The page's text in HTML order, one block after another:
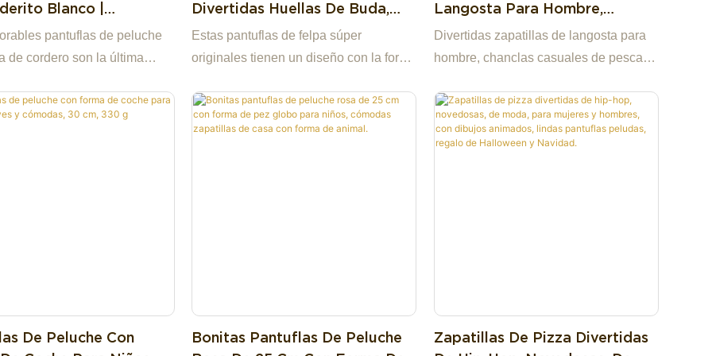
Blanco |
Cálidas Con Forma
Para Interiores
pantuflas de peluche
de cordero son la última
para mujeres, niñas
Confeccionadas con
el apartamento y para
Divertidas Huellas De Buda,
Pantuflas Originales Con
Forma De Pie Grande.
Estas pantuflas de felpa súper
originales tienen un diseño con la forma
divertidos bordados de caracteres
chinos que dicen "Pies de Buda". Su
Langosta Para Hombre,
Chanclas Casuales De Pesca
Con Animales Para Mujer,
Unisex
Divertidas zapatillas de langosta para
hombre, chanclas casuales de pesca
playa de verano unisex
De Peluche Con
Bonitas Pantuflas De Peluche
Zapatillas De Pizza Divertidas